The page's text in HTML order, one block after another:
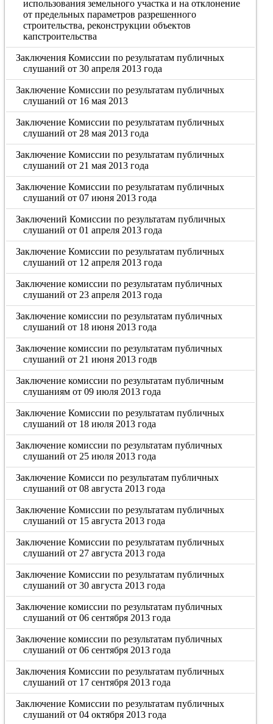
использования земельного участка и на отклонение
от предельных параметров разрешенного
строительства, реконструкции объектов
капстроительства
Заключения Комиссии по результатам публичных
слушаний от 30 апреля 2013 года
Заключение Комиссии по результатам публичных
слушаний от 16 мая 2013
Заключение Комиссии по результатам публичных
слушаний от 28 мая 2013 года
Заключение Комиссии по результатам публичных
слушаний от 21 мая 2013 года
Заключение Комиссии по результатам публичных
слушаний от 07 июня 2013 года
Заключений Комиссии по результатам публичных
слушаний от 01 апреля 2013 года
Заключение Комиссии по результатам публичных
слушаний от 12 апреля 2013 года
Заключение комиссии по результатам публичных
слушаний от 23 апреля 2013 года
Заключение комиссии по результатам публичных
слушаний от 18 июня 2013 года
Заключение комиссии по результатам публичных
слушаний от 21 июня 2013 годв
Заключение комиссии по результатам публичным
слушаниям от 09 июля 2013 года
Заключение Комиссии по результатам публичных
слушаний от 18 июля 2013 года
Заключение комиссии по результатам публичных
слушаний от 25 июля 2013 года
Заключение Комисси по результатам публичных
слушаний от 08 августа 2013 года
Заключение Комиссии по результатам публичных
слушаний от 15 августа 2013 года
Заключение Комиссии по результатам публичных
слушаний от 27 августа 2013 года
Заключение Комиссии по результатам публичных
слушаний от 30 августа 2013 года
Заключение комиссии по результатам публичных
слушаний от 06 сентября 2013 года
Заключение комиссии по результатам публичных
слушаний от 06 сентября 2013 года
Заключения Комиссии по результатам публичных
слушаний от 17 сентября 2013 года
Заключение Комиссии по результатам публичных
слушаний от 04 октября 2013 года